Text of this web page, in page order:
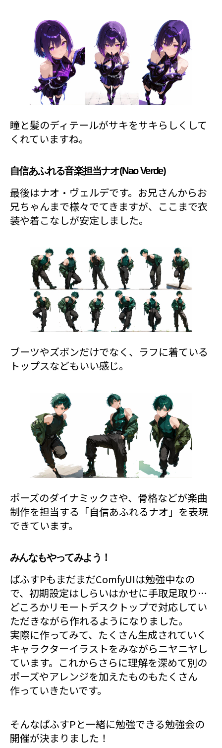
瞳と髪のディテールがサキをサキらしくして
くれていますね。
自信あふれる音楽担当ナオ(Nao Verde)
最後はナオ・ヴェルデです。お兄さんからお
兄ちゃんまで様々でてきますが、ここまで衣
装や着こなしが安定しました。
ブーツやズボンだけでなく、ラフに着ている
トップスなどもいい感じ。
ポーズのダイナミックさや、骨格などが楽曲
制作を担当する「自信あふれるナオ」を表現
できています。
みんなもやってみよう！
ぱふすPもまだまだComfyUIは勉強中なの
で、初期設定はしらいはかせに手取足取り…
どころかリモートデスクトップで対応してい
ただきながら作れるようになりました。
実際に作ってみて、たくさん生成されていく
キャラクターイラストをみながらニヤニヤし
ています。これからさらに理解を深めて別の
ポーズやアレンジを加えたものもたくさん
作っていきたいです。
そんなぱふすPと一緒に勉強できる勉強会の
開催が決まりました！